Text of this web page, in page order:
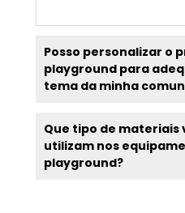
Posso personalizar o
playground para
tema da minha
Que tipo de materiais
utilizam nos
playground?